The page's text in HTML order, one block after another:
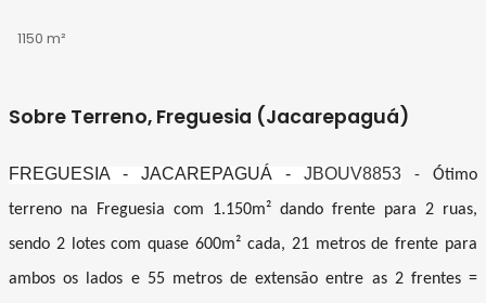
1150 m²
Sobre Terreno, Freguesia (Jacarepaguá)
FREGUESIA - JACAREPAGUÁ - JBOUV8853 - Ótimo
terreno na Freguesia com 1.150m² dando frente para 2 ruas,
sendo 2 lotes com quase 600m² cada, 21 metros de frente para
ambos os lados e 55 metros de extensão entre as 2 frentes =